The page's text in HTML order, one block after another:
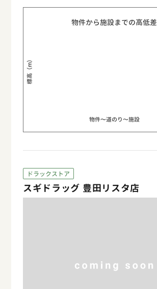
物件から施設までの高低差
標高（m）
物件〜道のり〜施設
ドラックストア
スギドラッグ 豊田リスタ店